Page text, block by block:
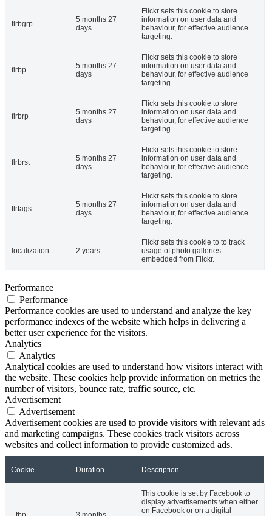
flrbgrp
5 months 27
days
Flickr sets this cookie to store
information on user data and
behaviour, for effective audience
targeting.
flrbp
5 months 27
days
Flickr sets this cookie to store
information on user data and
behaviour, for effective audience
targeting.
flrbrp
5 months 27
days
Flickr sets this cookie to store
information on user data and
behaviour, for effective audience
targeting.
flrbrst
5 months 27
days
Flickr sets this cookie to store
information on user data and
behaviour, for effective audience
targeting.
flrtags
5 months 27
days
Flickr sets this cookie to store
information on user data and
behaviour, for effective audience
targeting.
localization 2 years
Flickr sets this cookie to to track
usage of photo galleries
embedded from Flickr.
Performance
Performance
Performance cookies are used to understand and analyze the key
performance indexes of the website which helps in delivering a
better user experience for the visitors.
Analytics
Analytics
Analytical cookies are used to understand how visitors interact with
the website. These cookies help provide information on metrics the
number of visitors, bounce rate, traffic source, etc.
Advertisement
Advertisement
Advertisement cookies are used to provide visitors with relevant ads
and marketing campaigns. These cookies track visitors across
websites and collect information to provide customized ads.
Cookie Duration Description
This cookie is set by Facebook to
display advertisements when either
on Facebook or on a digital